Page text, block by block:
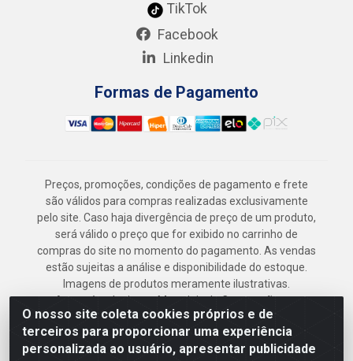
O nosso site coleta cookies próprios e de
terceiros para proporcionar uma experiência
personalizada ao usuário, apresentar publicidade
TikTok
Facebook
Linkedin
Formas de Pagamento
Preços, promoções, condições de pagamento e frete
são válidos para compras realizadas exclusivamente
pelo site. Caso haja divergência de preço de um produto,
será válido o preço que for exibido no carrinho de
compras do site no momento do pagamento. As vendas
estão sujeitas a análise e disponibilidade do estoque.
Imagens de produtos meramente ilustrativas.
Armazém Jenipapo Materiais de Construção em
Geral LTDA - Rua das Flores, 2691 - Guabiraba,
Recife/PE - CEP 52.291-630 - CNPJ
41.097.379/0001-